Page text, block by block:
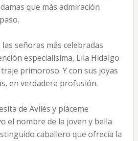
que más admiración
señoras más celebradas
especialísima, Lila Hidalgo
primoroso. Y con sus joyas
en verdadera profusión.
de Avilés y pláceme
el nombre de la joven y bella
caballero que ofrecía la